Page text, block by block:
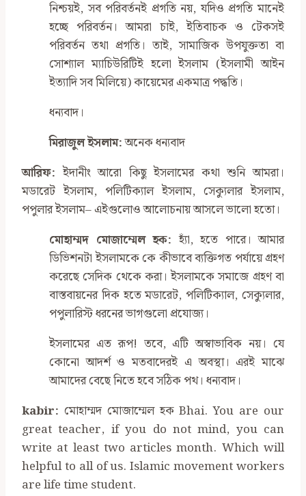
নিশ্চয়ই, সব পরিবর্তনই প্রগতি নয়, যদিও প্রগতি মানেই
হচ্ছে পরিবর্তন। আমরা চাই, ইতিবাচক ও টেকসই
পরিবর্তন তথা প্রগতি। তাই, সামাজিক উপযুক্ততা বা
সোশ্যাল ম্যাচিউরিটিই হলো ইসলাম (ইসলামী আইন
ইত্যাদি সব মিলিয়ে) কায়েমের একমাত্র পদ্ধতি।
ধন্যবাদ।
মিরাজুল ইসলাম:অনেক ধন্যবাদ
আরিফ: ইদানীং আরো কিছু ইসলামের কথা শুনি আমরা।
মডারেট ইসলাম, পলিটিক্যাল ইসলাম, সেক্যুলার ইসলাম,
পপুলার ইসলাম– এইগুলোও আলোচনায় আসলে ভালো হতো।
মোহাম্মদ মোজাম্মেল হক: হ্যাঁ, হতে পারে। আমার
ডিভিশনটা ইসলামকে কে কীভাবে ব্যক্তিগত পর্যায়ে গ্রহণ
করেছে সেদিক থেকে করা। ইসলামকে সমাজে গ্রহণ বা
বাস্তবায়নের দিক হতে মডারেট, পলিটিক্যাল, সেক্যুলার,
পপুলারিস্ট ধরনের ভাগগুলো প্রযোজ্য।
ইসলামের এত রূপ! তবে, এটি অস্বাভাবিক নয়। যে
কোনো আদর্শ ও মতবাদেরই এ অবস্থা। এরই মাঝে
আমাদের বেছে নিতে হবে সঠিক পথ। ধন্যবাদ।
kabir: মোহাম্মদ মোজাম্মেল হক Bhai. You are our
great teacher, if you do not mind, you can
write at least two articles month. Which will
helpful to all of us. Islamic movement workers
are life time student.